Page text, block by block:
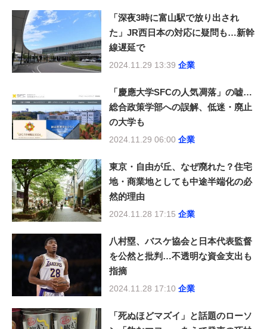
「深夜3時に富山駅で放り出され
た」JR西日本の対応に疑問も…新幹
線遅延で
2024.11.29 13:39 企業
「慶應大学SFCの人気凋落」の嘘…
総合政策学部への誤解、低迷・廃止
の大学も
2024.11.29 06:00 企業
東京・自由が丘、なぜ廃れた？住宅
地・商業地としても中途半端化の必
然的理由
2024.11.28 17:15 企業
八村塁、バスケ協会と日本代表監督
を公然と批判…不透明な資金支出も
指摘
2024.11.28 17:10 企業
「死ぬほどマズイ」と話題のローソ